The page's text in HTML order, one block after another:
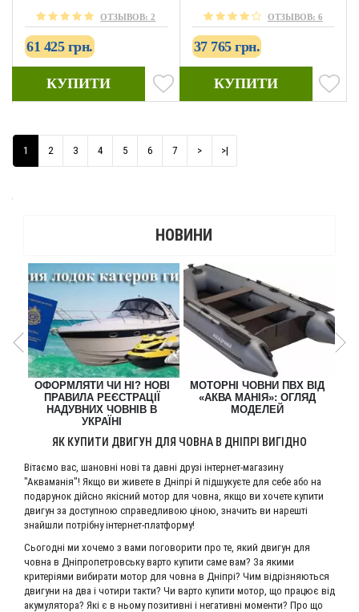
ОТЗЫВОВ: 2
61 425 грн.
КУПИТИ
ОТЗЫВОВ: 6
37 765 грн.
КУПИТИ
1 2 3 4 5 6 7 > >|
ОФОРМЛЯТИ ЧИ НІ? НОВІ
ПРАВИЛА РЕЄСТРАЦІЇ
НАДУВНИХ ЧОВНІВ В
УКРАЇНІ
МОТОРНІ ЧОВНИ ПВХ ВІД
«АКВА МАНІЯ»: ОГЛЯД
МОДЕЛЕЙ
ЯК КУПИТИ ДВИГУН ДЛЯ ЧОВНА В ДНІПРІ ВИГІДНО
Вітаємо вас, шановні нові та давні друзі інтернет-магазину
"Акваманія"! Якщо ви живете в Дніпрі й підшукуєте для себе або на
подарунок дійсно якісний мотор для човна, якщо ви хочете купити
двигун за доступною справедливою ціною, значить ви нарешті
знайшли потрібну інтернет-платформу!
Сьогодні ми хочемо з вами поговорити про те, який двигун для
човна в Дніпропетровську варто купити саме вам? За якими
критеріями вибирати мотор для човна в Дніпрі? Чим відрізняються
двигуни на два і чотири такти? Чи варто купити мотор, що працює від
акумулятора? Які є в ньому позитивні і негативні моменти? Про що